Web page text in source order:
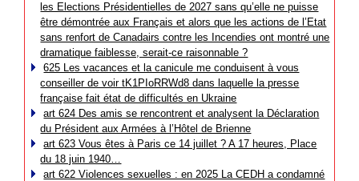
les Elections Présidentielles de 2027 sans qu’elle ne puisse
être démontrée aux Français et alors que les actions de l’Etat
sans renfort de Canadairs contre les Incendies ont montré une
dramatique faiblesse, serait-ce raisonnable ?
625 Les vacances et la canicule me conduisent à vous
conseiller de voir tK1PIoRRWd8 dans laquelle la presse
française fait état de difficultés en Ukraine
art 624 Des amis se rencontrent et analysent la Déclaration
du Président aux Armées à l’Hôtel de Brienne
art 623 Vous êtes à Paris ce 14 juillet ? A 17 heures, Place
du 18 juin 1940…
art 622 Violences sexuelles : en 2025 La CEDH a condamné